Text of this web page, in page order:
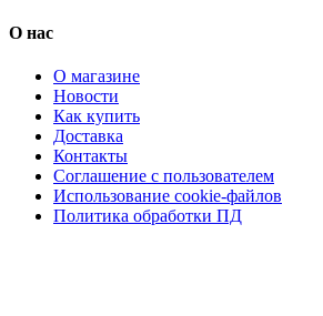
О нас
О магазине
Новости
Как купить
Доставка
Контакты
Соглашение с пользователем
Использование cookie-файлов
Политика обработки ПД